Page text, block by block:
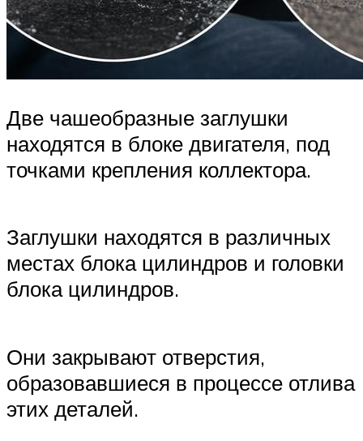
Две чашеобразные заглушки
находятся в блоке двигателя, под
точками крепления коллектора.
Заглушки находятся в различных
местах блока цилиндров и головки
блока цилиндров.
Они закрывают отверстия,
образовавшиеся в процессе отлива
этих деталей.